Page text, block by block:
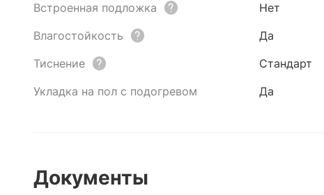
Встроенная подложка
Нет
Влагостойкость
Да
Тиснение
Стандарт
Укладка на пол с подогревом
Да
Документы